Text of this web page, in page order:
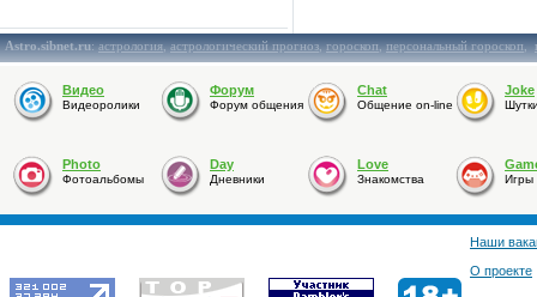
Astro.sibnet.ru:астрология,астрологический прогноз,гороскоп,персональный гороскоп,
Видео
Видеоролики
Форум
Форум общения
Chat
Общение on-line
Joke
Photo
Фотоальбомы
Day
Дневники
Love
Знакомства Игры
Наши
О проекте